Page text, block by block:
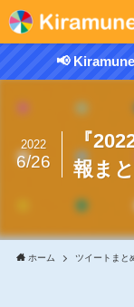
📢
『
報ま
2022
6/26
ホーム ツイートまと